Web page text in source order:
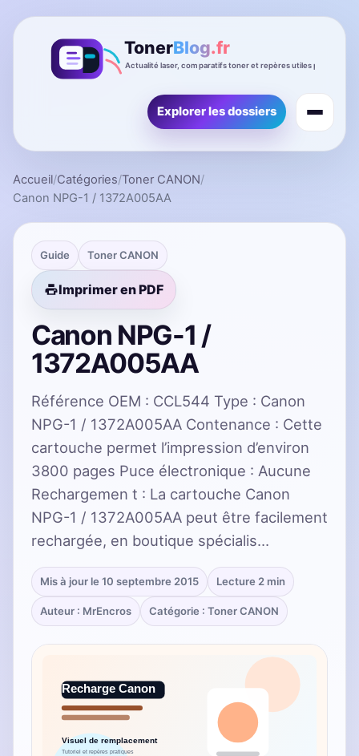
Explorer les dossiers
Accueil/Catégories/Toner CANON/
Canon NPG-1 / 1372A005AA
Guide Toner CANON
Imprimer en PDF
Canon NPG-1 /
1372A005AA
Référence OEM : CCL544 Type : Canon
NPG-1 / 1372A005AA Contenance : Cette
cartouche permet l’impression d’environ
3800 pages Puce électronique : Aucune
Rechargemen t : La cartouche Canon
NPG-1 / 1372A005AA peut être facilement
rechargée, en boutique spécialis…
Mis à jour le 10 septembre 2015 Lecture 2 min
Auteur : MrEncros Catégorie : Toner CANON